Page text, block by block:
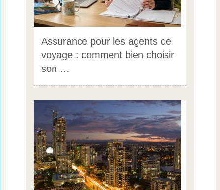
Assurance pour les agents de
voyage : comment bien choisir
son …